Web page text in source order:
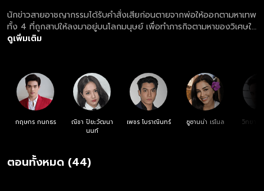
นักข่าวสายอาชญากรรมได้รับคำสั่งเสียก่อนตายจากพ่อให้ออกตามหาเทพ
ทั้ง 4 ที่ถูกสาปให้ลงมาอยู่บนโลกมนุษย์ เพื่อทำภารกิจตามหาของวิเศษให้
ครบ ก่อนที่เหล่าคนชั่วจะนำมันไปใช้ในทางที่ผิด
ดูเพิ่มเติม
กฤษกร กนกธร
ณิชา ปิยะวัฒนา
นนท์
เพชร โบราณินทร์ ซูซานน่า เรโนล วิทยา
ตอนทั้งหมด (44)